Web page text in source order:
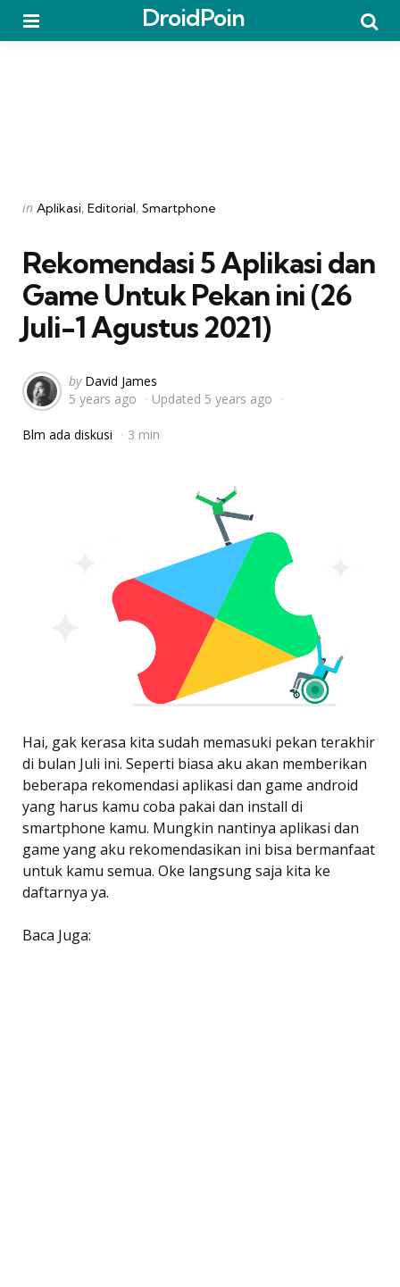
DroidPoin
Categories
Posted
in Aplikasi Editorial Smartphone
Rekomendasi 5 Aplikasi dan
Game Untuk Pekan ini (26
Juli-1 Agustus 2021)
Posted
by
by David James
5 years ago
Updated 5 years ago
Blm ada diskusi 3 min
Hai, gak kerasa kita sudah memasuki pekan terakhir
di bulan Juli ini. Seperti biasa aku akan memberikan
beberapa rekomendasi aplikasi dan game android
yang harus kamu coba pakai dan install di
smartphone kamu. Mungkin nantinya aplikasi dan
game yang aku rekomendasikan ini bisa bermanfaat
untuk kamu semua. Oke langsung saja kita ke
daftarnya ya.
Baca Juga: